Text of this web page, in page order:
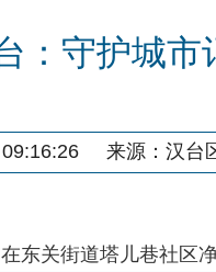
：守护城市
来源： 汉台
关街道塔儿巷社区